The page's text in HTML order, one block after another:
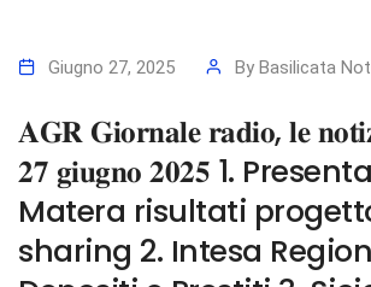
Giugno 27, 2025 By Basilicata
𝐀𝐆𝐑 𝐆𝐢𝐨𝐫𝐧𝐚𝐥𝐞 𝐫𝐚𝐝𝐢𝐨, 𝐥𝐞
𝟐𝟕 𝐠𝐢𝐮𝐠𝐧𝐨 𝟐𝟎𝟐𝟓 1.
Matera risultati
sharing 2. Intesa